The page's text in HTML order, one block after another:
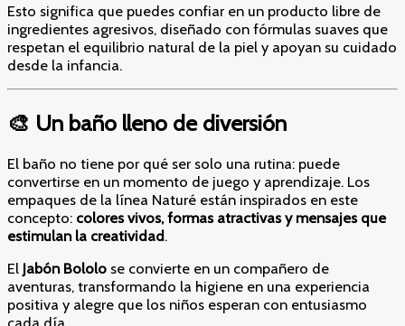
Esto significa que puedes confiar en un producto libre de
ingredientes agresivos, diseñado con fórmulas suaves que
respetan el equilibrio natural de la piel y apoyan su cuidado
desde la infancia.
🎨 Un baño lleno de diversión
El baño no tiene por qué ser solo una rutina: puede
convertirse en un momento de juego y aprendizaje. Los
empaques de la línea Naturé están inspirados en este
concepto: colores vivos, formas atractivas y mensajes que
estimulan la creatividad.
El Jabón Bololo se convierte en un compañero de
aventuras, transformando la higiene en una experiencia
positiva y alegre que los niños esperan con entusiasmo